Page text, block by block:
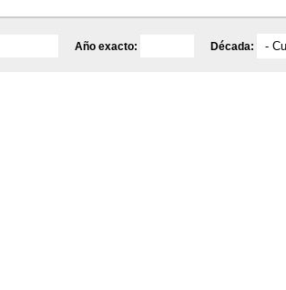
Año exacto: Década: